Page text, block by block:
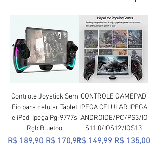
Controle Joystick Sem
Fio para celular Tablet
e iPad Ipega Pg-9777s
Rgb Bluetoo
Preço normal
R$ 189,90 Preço promocional
R$ 170,91
CONTROLE GAMEPAD
IPEGA CELULAR IPEGA
ANDROIDE/PC/PS3/IO
S11.0/IOS12/IOS13
Preço normal
R$ 149,99 Preço
R$ 135,00